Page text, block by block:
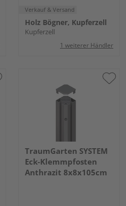
Verkauf & Versand
Holz Bögner, Kupferzell
Kupferzell
1 weiterer Händler
TraumGarten SYSTEM
Eck-Klemmpfosten
Anthrazit 8x8x105cm